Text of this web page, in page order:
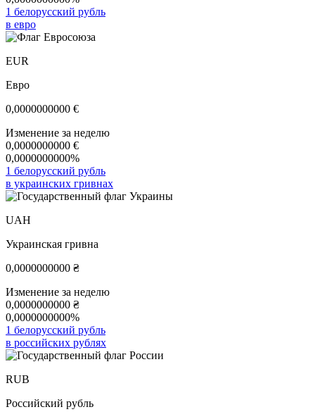
1 белорусский рубль
в евро
EUR
Евро
0,0000000000 €
Изменение за неделю
0,0000000000 €
0,0000000000%
1 белорусский рубль
в украинских гривнах
UAH
Украинская гривна
0,0000000000 ₴
Изменение за неделю
0,0000000000 ₴
0,0000000000%
1 белорусский рубль
в российских рублях
RUB
Российский рубль